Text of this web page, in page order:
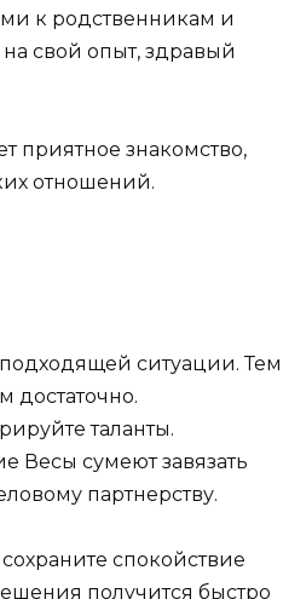
к родственникам и
свой опыт, здравый
приятное знакомство,
отношений.
ситуации. Тем
достаточно.
таланты.
Весы сумеют завязать
партнерству.
спокойствие
получится быстро